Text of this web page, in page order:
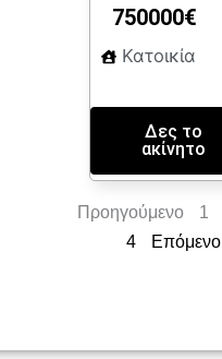
750000€
Κατοικία
Δες το
ακίνητο
Προηγούμενο 1
4
Επόμενο